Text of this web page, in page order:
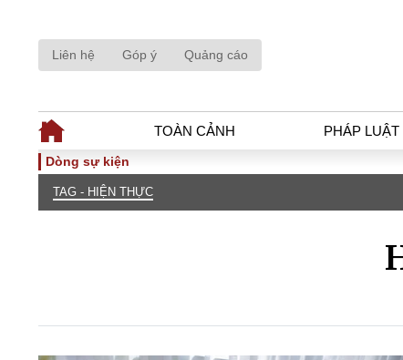
Liên hệ Góp ý Quảng cáo
TOÀN CẢNH PHÁP LUẬT
TOÀN CẢNH
Thế giới
Góc nhìn
An ninh -
Dòng sự kiện
TAG - HIỆN THỰC